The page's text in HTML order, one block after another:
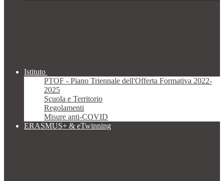
Istituto
PTOF - Piano Triennale dell'Offerta Formativa 2022-
2025
Scuola e Territorio
Regolamenti
Misure anti-COVID
ERASMUS+ & eTwinning